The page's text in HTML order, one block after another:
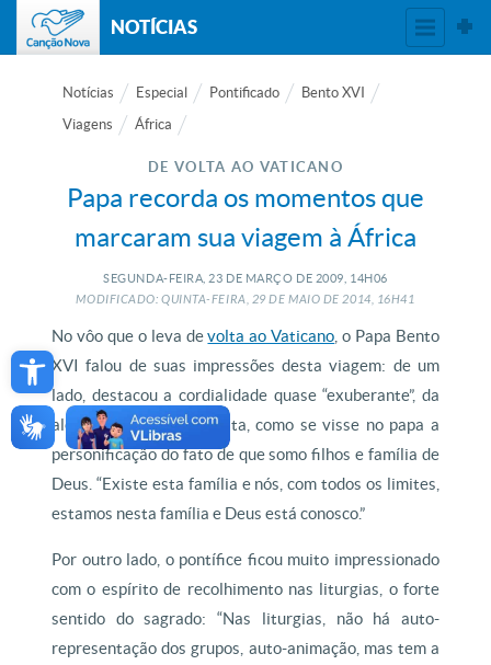
Open toolbar
NOTÍCIAS
Notícias Especial Pontificado
Bento XVI
Viagens
África
DE VOLTA AO VATICANO
Papa recorda os momentos que
marcaram sua viagem à África
SEGUNDA-FEIRA, 23 DE MARÇO DE 2009, 14H06
MODIFICADO: QUINTA-FEIRA, 29DEMAIO DE2014, 16H41
No vôo que o leva devolta ao Vaticano , o Papa Bento
XVI falou de suas impressões desta viagem: de um
lado, destacou a cordialidade quase “exuberante”, da
alegria da África em festa, como se visse no papa a
personificação do fato de que somo filhos e família de
Deus. “Existe esta família e nós, com todos os limites,
estamos nesta família e Deus está conosco.”
Por outro lado, o pontífice ficou muito impressionado
com o espírito de recolhimento nas liturgias, o forte
sentido do sagrado: “Nas liturgias, não há auto-
representação dos grupos, auto-animação, mas tem a